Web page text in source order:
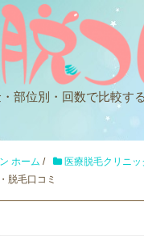
部位別・回数で比較す
ホーム / 医療脱毛クリニッ
脱毛口コミ